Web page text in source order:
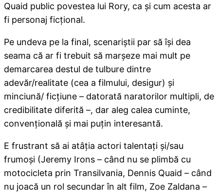
Quaid public povestea lui Rory, ca şi cum acesta ar
fi personaj ficţional.
Pe undeva pe la final, scenariştii par să îşi dea
seama că ar fi trebuit să marşeze mai mult pe
demarcarea destul de tulbure dintre
adevăr/realitate (cea a filmului, desigur) şi
minciună/ ficţiune – datorată naratorilor multipli, de
credibilitate diferită –, dar aleg calea cuminte,
convenţională şi mai puţin interesantă.
E frustrant să ai atâţia actori talentaţi şi/sau
frumoşi (Jeremy Irons – când nu se plimbă cu
motocicleta prin Transilvania, Dennis Quaid – când
nu joacă un rol secundar în alt film, Zoe Zaldana –